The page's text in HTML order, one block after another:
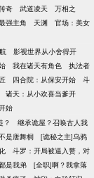
奇 武道凌天
万相之
强主角 天渊
官场：美女
影视世界从小舍得开
我在诸天有角色
执法者
四合院：从保安开始
斗
诸天：从小欢喜当爹开
始
？
继承诡屋？召唤古人我
是唐舞桐
[诡秘之主]乌鸦
斗罗：开局被逼入赘，对
是我弟
[全职]啊？我拿落